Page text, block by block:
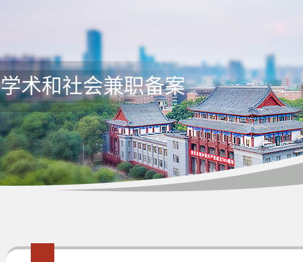
学术和社会兼职备案